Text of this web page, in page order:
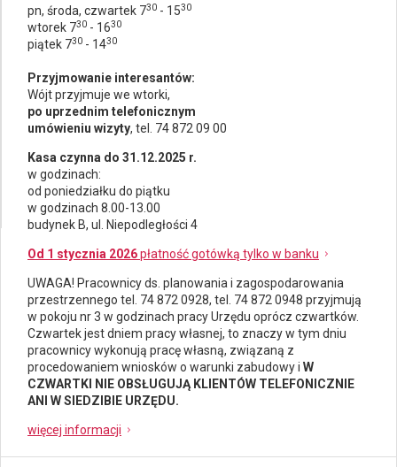
pn, środa, czwartek 730 - 1530
wtorek 730 - 1630
piątek 730 - 1430
Przyjmowanie interesantów:
Wójt przyjmuje we wtorki,
po uprzednim telefonicznym
umówieniu wizyty, tel. 74 872 09 00
Kasa czynna do 31.12.2025 r.
w godzinach:
od poniedziałku do piątku
w godzinach 8.00-13.00
budynek B, ul. Niepodległości 4
Od 1 stycznia 2026płatność gotówką tylko w banku
UWAGA! Pracownicy ds. planowania i zagospodarowania
przestrzennego tel. 74 872 0928, tel. 74 872 0948 przyjmują
w pokoju nr 3 w godzinach pracy Urzędu oprócz czwartków.
Czwartek jest dniem pracy własnej, to znaczy w tym dniu
pracownicy wykonują pracę własną, związaną z
procedowaniem wniosków o warunki zabudowy i W
CZWARTKI NIE OBSŁUGUJĄ KLIENTÓW TELEFONICZNIE
ANI W SIEDZIBIE URZĘDU.
więcej informacji